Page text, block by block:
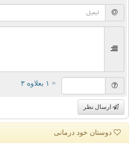
= ۱ بعلاوه ۳
ارسال نظر
دوستان خود درمانی